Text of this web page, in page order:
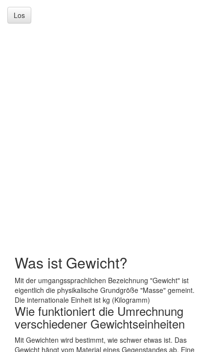
Los
Was ist Gewicht?
Mit der umgangssprachlichen Bezeichnung "Gewicht" ist
eigentlich die physikalische Grundgröße "Masse" gemeint.
Die internationale Einheit ist kg (Kilogramm)
Wie funktioniert die Umrechnung
verschiedener Gewichtseinheiten
Mit Gewichten wird bestimmt, wie schwer etwas ist. Das
Gewicht hängt vom Material eines Gegenstandes ab. Eine